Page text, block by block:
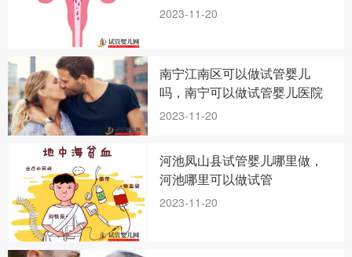
2023-11-20
南宁江南区可以做试管婴儿
吗，南宁可以做试管婴儿医院
2023-11-20
河池凤山县试管婴儿哪里做，
河池哪里可以做试管
2023-11-20